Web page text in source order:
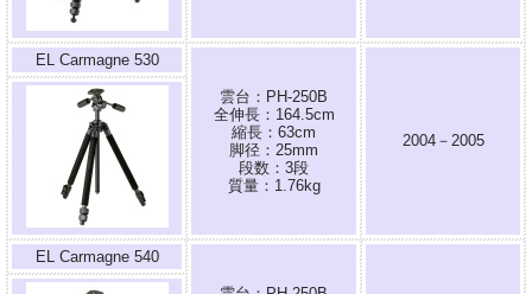
EL Carmagne 530
雲台：PH-250B
全伸長：164.5cm
縮長：63cm
脚径：25mm
段数：3段
質量：1.76kg
2004－2005
EL Carmagne 540